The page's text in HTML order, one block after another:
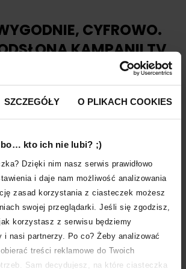
SZCZEGÓŁY O PLIKACH COOKIES
bo… kto ich nie lubi? ;)
Dzięki nim nasz serwis prawidłowo
i daje nam możliwość analizowania
zasad korzystania z ciasteczek możesz
swojej przeglądarki. Jeśli się zgodzisz,
korzystasz z serwisu będziemy
i nasi partnerzy. Po co? Żeby analizować
treści reklamowe do Twoich
Sam decydujesz, na które ciasteczka
CYFROWO.
KAMPANII TV
W JEDNYM PALCU”
GRUPA ONEY WYSTARTOWAŁA
KAMPANII
„POŻYCZKA W
CELEM DZIAŁAŃ JEST PODKREŚLENIE